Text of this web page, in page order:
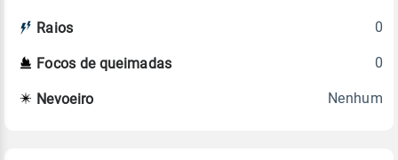
Raios 0
Focos de queimadas 0
Nevoeiro Nenhum